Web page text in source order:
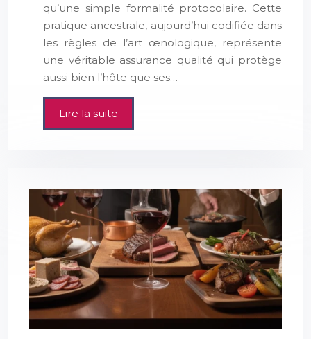
qu’une simple formalité protocolaire. Cette
pratique ancestrale, aujourd’hui codifiée dans
les règles de l’art œnologique, représente
une véritable assurance qualité qui protège
aussi bien l’hôte que ses…
Lire la suite